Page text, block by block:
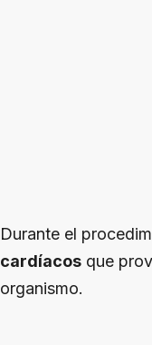
Durante el
cardíacos que
organismo.